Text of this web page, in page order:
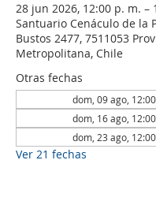
28 jun 2026, 12:00 p. m. –
Santuario Cenáculo de la
Bustos 2477, 7511053
Metropolitana, Chile
Otras fechas
dom, 09 ago,
dom, 16 ago,
dom, 23 ago,
Ver 21 fechas